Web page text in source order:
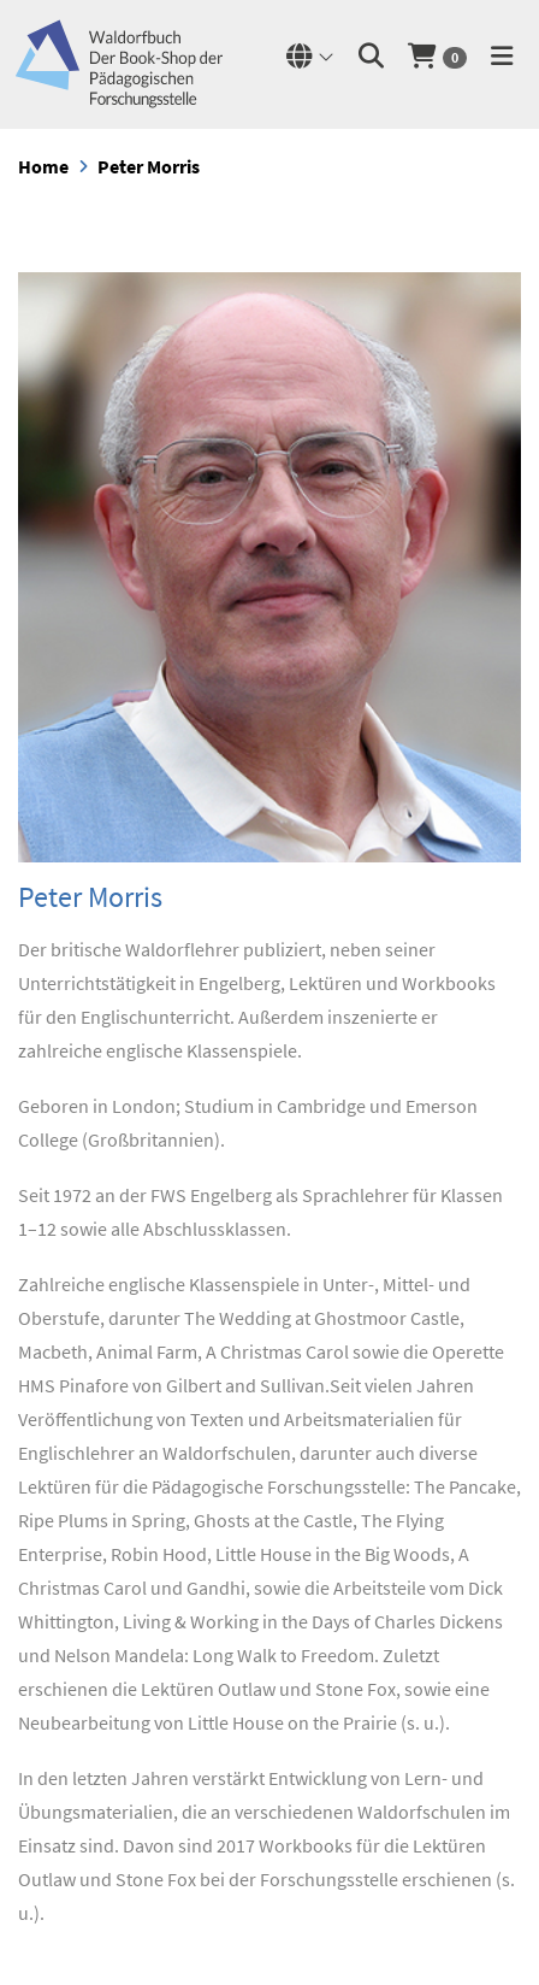
0
Home Peter Morris
Peter Morris
Der britische Waldorflehrer publiziert, neben seiner
Unterrichtstätigkeit in Engelberg, Lektüren und Workbooks
für den Englischunterricht. Außerdem inszenierte er
zahlreiche englische Klassenspiele.
Geboren in London; Studium in Cambridge und Emerson
College (Großbritannien).
Seit 1972 an der FWS Engelberg als Sprachlehrer für Klassen
1–12 sowie alle Abschlussklassen.
Zahlreiche englische Klassenspiele in Unter-, Mittel- und
Oberstufe, darunter The Wedding at Ghostmoor Castle,
Macbeth, Animal Farm, A Christmas Carol sowie die Operette
HMS Pinafore von Gilbert and Sullivan.Seit vielen Jahren
Veröffentlichung von Texten und Arbeitsmaterialien für
Englischlehrer an Waldorfschulen, darunter auch diverse
Lektüren für die Pädagogische Forschungsstelle: The Pancake,
Ripe Plums in Spring, Ghosts at the Castle, The Flying
Enterprise, Robin Hood, Little House in the Big Woods, A
Christmas Carol und Gandhi, sowie die Arbeitsteile vom Dick
Whittington, Living & Working in the Days of Charles Dickens
und Nelson Mandela: Long Walk to Freedom. Zuletzt
erschienen die Lektüren Outlaw und Stone Fox, sowie eine
Neubearbeitung von Little House on the Prairie (s. u.).
In den letzten Jahren verstärkt Entwicklung von Lern- und
Übungsmaterialien, die an verschiedenen Waldorfschulen im
Einsatz sind. Davon sind 2017 Workbooks für die Lektüren
Outlaw und Stone Fox bei der Forschungsstelle erschienen (s.
u.).